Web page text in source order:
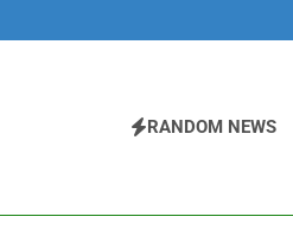
RANDOM NEWS